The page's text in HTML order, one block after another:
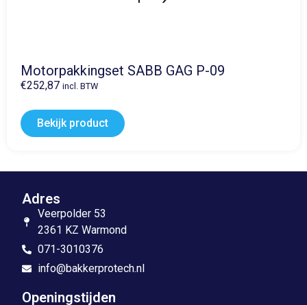
Motorpakkingset SABB GAG P-09
€252,87 incl. BTW
Bekijk product
Adres
Veerpolder 53
2361 KZ Warmond
071-3010376
info@bakkerprotech.nl
Openingstijden